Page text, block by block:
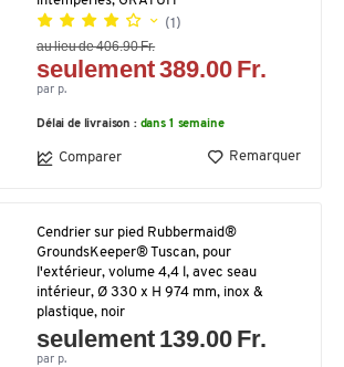
(1)
au lieu de 406.90 Fr.
seulement 389.00 Fr.
par p.
Délai de livraison : dans 1 semaine
Comparer Remarquer
Cendrier sur pied Rubbermaid®
GroundsKeeper® Tuscan, pour
l'extérieur, volume 4,4 l, avec seau
intérieur, Ø 330 x H 974 mm, inox &
plastique, noir
seulement 139.00 Fr.
par p.